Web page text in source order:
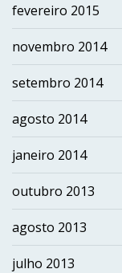
fevereiro 2015
novembro 2014
setembro 2014
agosto 2014
janeiro 2014
outubro 2013
agosto 2013
julho 2013